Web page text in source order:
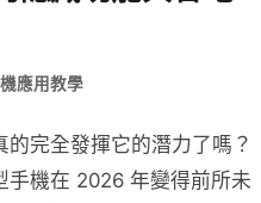
應用教學
完全發揮它的潛力了嗎？
手機在 2026 年變得前所未